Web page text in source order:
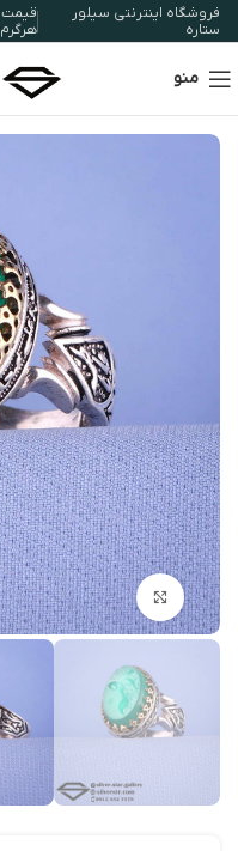
فروشگاه اینترنتی سیلور
ستاره
هرگرم
منو
بزرگنمایی تصویر